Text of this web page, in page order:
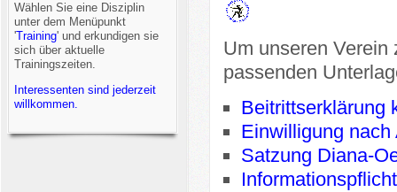
Wählen Sie eine Disziplin
unter dem Menüpunkt
'Training' und erkundigen sie
sich über aktuelle
Trainingszeiten.
Interessenten sind jederzeit
willkommen.
Um unseren Verein
passenden
Beitrittserklärung
Einwilligung
Satzung Diana-